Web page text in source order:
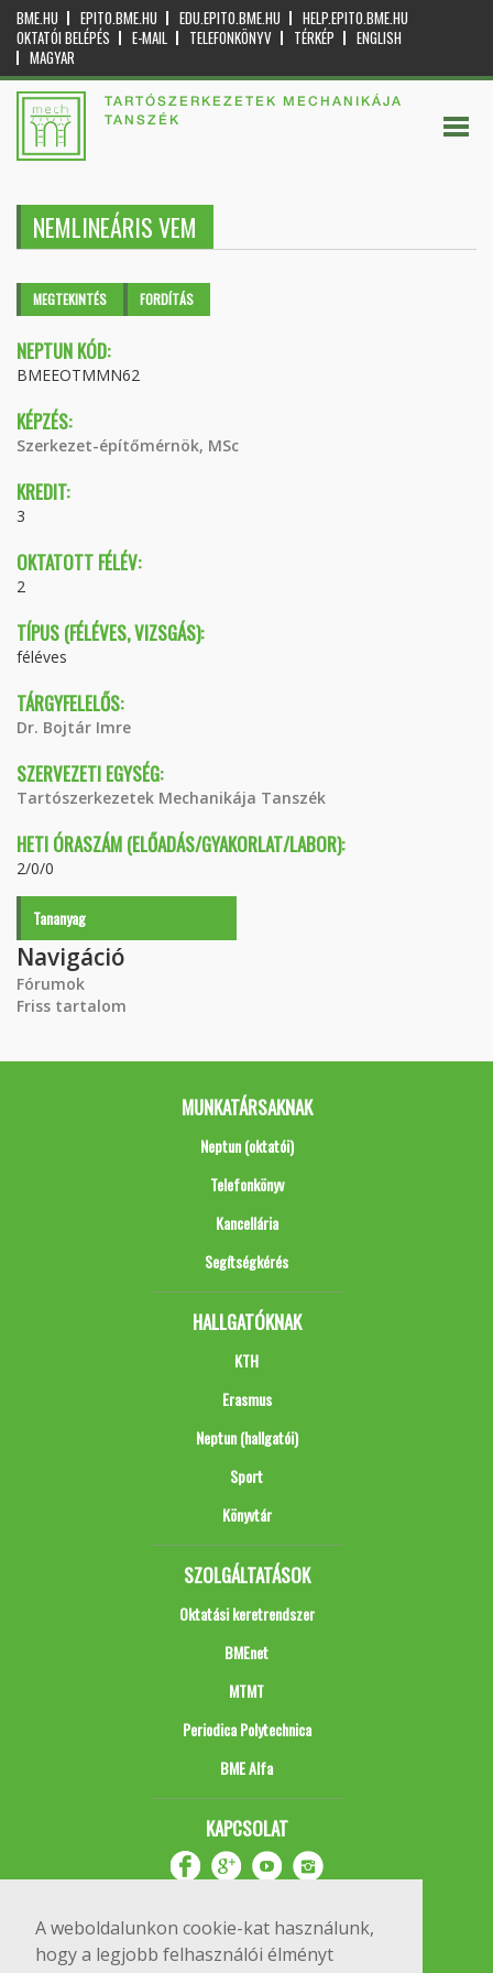
A weboldalunkon cookie-kat használunk,
hogy a legjobb felhasználói élményt
BME.HU EPITO.BME.HU EDU.EPITO.BME.HU
HELP.EPITO.BME.HU
OKTATÓI BELÉPÉS
E-MAIL TELEFONKÖNYV TÉRKÉP
ENGLISH
MAGYAR
TARTÓSZERKEZETEK MECHANIKÁJA
TANSZÉK
NEMLINEÁRIS VEM
Elsődleges fülek
MEGTEKINTÉS (AKTÍVFORDÍTÁS
NEPTUN KÓD:
BMEEOTMMN62
KÉPZÉS:
Szerkezet-építőmérnök, MSc
KREDIT:
3
OKTATOTT FÉLÉV:
2
TÍPUS (FÉLÉVES, VIZSGÁS):
féléves
TÁRGYFELELŐS:
Dr. Bojtár Imre
SZERVEZETI EGYSÉG:
Tartószerkezetek Mechanikája Tanszék
HETI ÓRASZÁM (ELŐADÁS/GYAKORLAT/LABOR):
2/0/0
Tananyag
Navigáció
Fórumok
Friss tartalom
MUNKATÁRSAKNAK
Neptun (oktatói)
Telefonkönyv
Kancellária
Segítségkérés
HALLGATÓKNAK
KTH
Erasmus
Neptun (hallgatói)
Sport
Könyvtár
SZOLGÁLTATÁSOK
Oktatási keretrendszer
BMEnet
MTMT
Periodica Polytechnica
BME Alfa
KAPCSOLAT